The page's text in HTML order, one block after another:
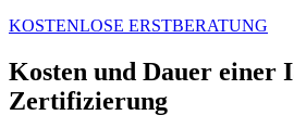
KOSTENLOSE ERSTBERATUNG
Kosten und Dauer einer
Zertifizierung